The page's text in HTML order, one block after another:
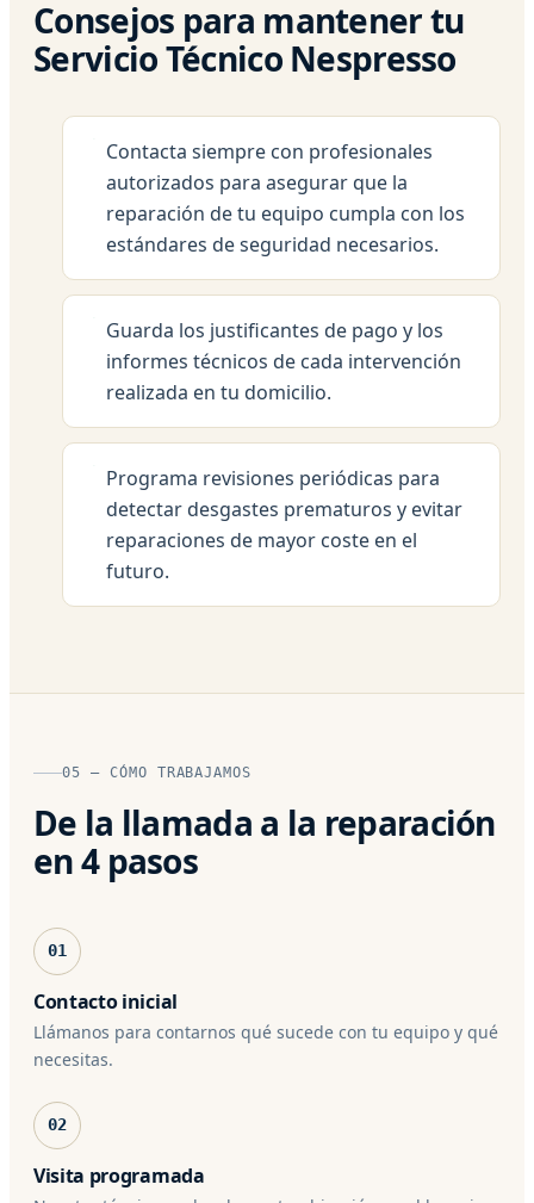
Consejos para mantener tu
Servicio Técnico Nespresso
Contacta siempre con profesionales
autorizados para asegurar que la
reparación de tu equipo cumpla con los
estándares de seguridad necesarios.
Guarda los justificantes de pago y los
informes técnicos de cada intervención
realizada en tu domicilio.
Programa revisiones periódicas para
detectar desgastes prematuros y evitar
reparaciones de mayor coste en el
futuro.
05 — CÓMO TRABAJAMOS
De la llamada a la reparación
en 4 pasos
01
Contacto inicial
Llámanos para contarnos qué sucede con tu equipo y qué
necesitas.
02
Visita programada